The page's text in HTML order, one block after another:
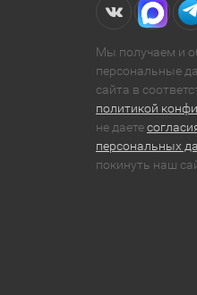
Мы получаем и
персональные
сайта в
политикой
не даете
персональных
покинуть наш